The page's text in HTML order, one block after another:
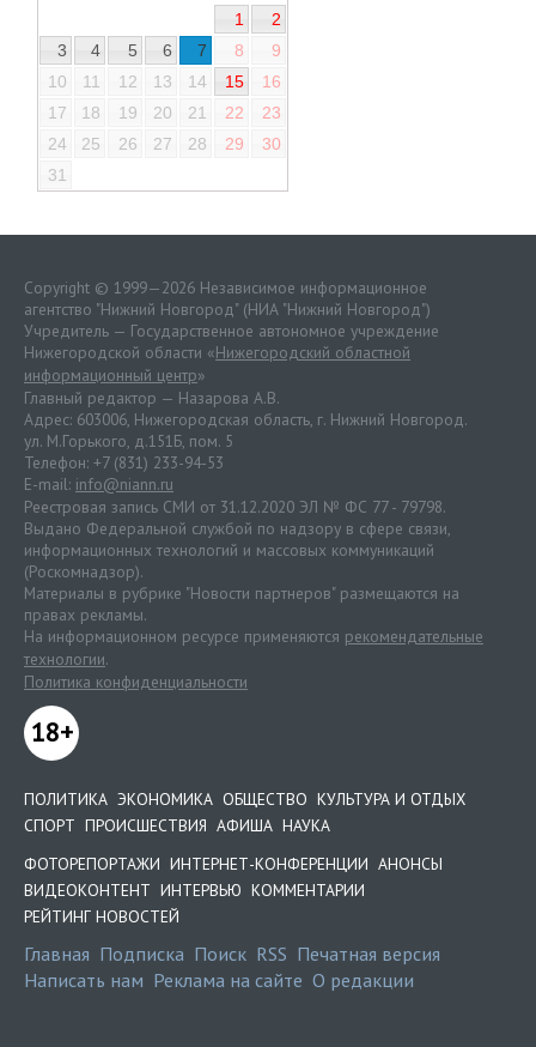
1
2
3
4 5 6 7 8
9
10
11 12 13 14 15
16
17
18 19 20 21 22
23
24
25 26 27 28 29
30
31
Copyright © 1999—2026 Независимое информационное
агентство "Нижний Новгород" (НИА "Нижний Новгород")
Учредитель — Государственное автономное учреждение
Нижегородской области «Нижегородский областной
информационный центр»
Главный редактор — Назарова А.В.
Адрес: 603006, Нижегородская область, г. Нижний Новгород.
ул. М.Горького, д.151Б, пом. 5
Телефон: +7 (831) 233-94-53
E-mail: info@niann.ru
Реестровая запись СМИ от 31.12.2020 ЭЛ № ФС 77 - 79798.
Выдано Федеральной службой по надзору в сфере связи,
информационных технологий и массовых коммуникаций
(Роскомнадзор).
Материалы в рубрике "Новости партнеров" размещаются на
правах рекламы.
На информационном ресурсе применяются рекомендательные
технологии.
Политика конфиденциальности
18+
ПОЛИТИКА ЭКОНОМИКА ОБЩЕСТВО КУЛЬТУРА И ОТДЫХ
СПОРТ ПРОИСШЕСТВИЯ АФИША НАУКА
ФОТОРЕПОРТАЖИ ИНТЕРНЕТ-КОНФЕРЕНЦИИ АНОНСЫ
ВИДЕОКОНТЕНТ ИНТЕРВЬЮ КОММЕНТАРИИ
РЕЙТИНГ НОВОСТЕЙ
Главная Подписка Поиск RSS Печатная версия
Написать нам Реклама на сайте О редакции